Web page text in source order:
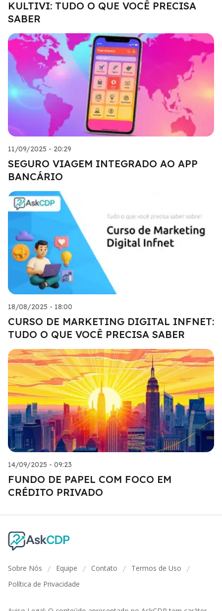
KULTIVI: TUDO O QUE VOCÊ PRECISA
SABER
11/09/2025 - 20:29
SEGURO VIAGEM INTEGRADO AO APP
BANCÁRIO
18/08/2025 - 18:00
CURSO DE MARKETING DIGITAL INFNET:
TUDO O QUE VOCÊ PRECISA SABER
14/09/2025 - 09:23
FUNDO DE PAPEL COM FOCO EM
CRÉDITO PRIVADO
Sobre Nós / Equipe / Contato / Termos de Uso /
Política de Privacidade